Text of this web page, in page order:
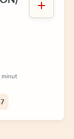
minut